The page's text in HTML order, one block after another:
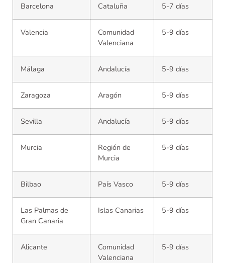
Barcelona Cataluña 5-7 días
Valencia
Comunidad
Valenciana
5-9 días
Málaga Andalucía 5-9 días
Zaragoza Aragón 5-9 días
Sevilla Andalucía 5-9 días
Murcia
Región de
Murcia
5-9 días
Bilbao País Vasco 5-9 días
Las Palmas de
Gran Canaria
Islas Canarias 5-9 días
Alicante
Comunidad
Valenciana
5-9 días